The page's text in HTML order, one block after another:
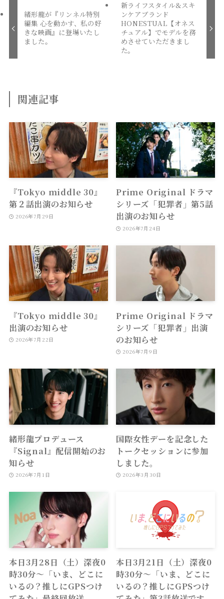
緒形龍が『リンネル特別
編集 心を動かす、私の好
きな映画』に登場いたし
ました。
新ライフスタイル&スキ
ンケアブランド
HONESTUAL【オネス
チュアル】でモデルを務
めさせていただきまし
た。
関連記事
『Tokyo middle 30』
第２話出演のお知らせ
2026年7月29日
Prime Original ドラマ
シリーズ「犯罪者」第5話
出演のお知らせ
2026年7月24日
『Tokyo middle 30』
出演のお知らせ
2026年7月22日
Prime Original ドラマ
シリーズ「犯罪者」出演
のお知らせ
2026年7月9日
緒形龍プロデュース
『Signal』配信開始のお
知らせ
2026年7月1日
国際女性デーを記念した
トークセッションに参加
しました。
2026年3月30日
本日3月28日（土）深夜0
時30分〜「いま、どこに
いるの？推しにGPSつけ
本日3月21日（土）深夜0
時30分〜「いま、どこに
いるの？推しにGPSつけ